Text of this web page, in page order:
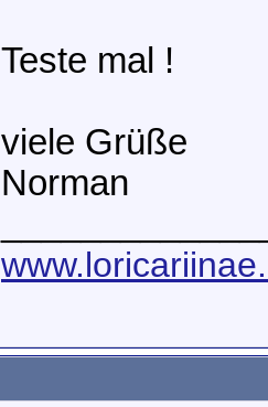
Teste mal !
viele Grüße
Norman